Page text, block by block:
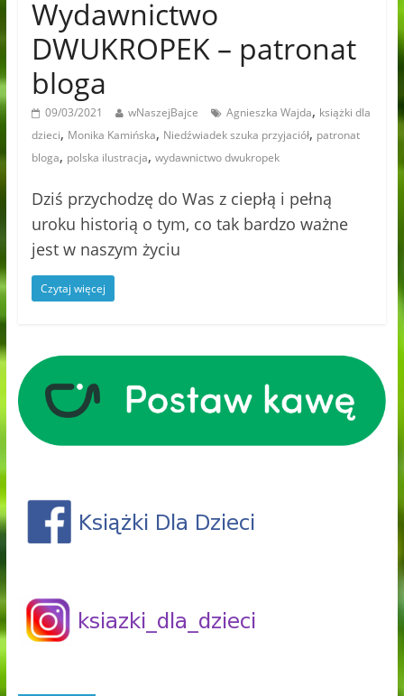
Wydawnictwo
DWUKROPEK – patronat
bloga
09/03/2021 wNaszejBajce Agnieszka Wajda, książki dla
dzieci, Monika Kamińska, Niedźwiadek szuka przyjaciół, patronat
bloga, polska ilustracja, wydawnictwo dwukropek
Dziś przychodzę do Was z ciepłą i pełną
uroku historią o tym, co tak bardzo ważne
jest w naszym życiu
Czytaj więcej